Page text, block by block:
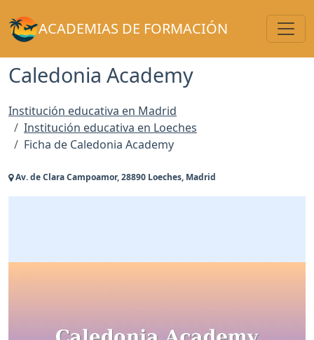
ACADEMIAS DE FORMACIÓN
Caledonia Academy
Institución educativa en Madrid
Institución educativa en Loeches
Ficha de Caledonia Academy
Av. de Clara Campoamor, 28890 Loeches, Madrid